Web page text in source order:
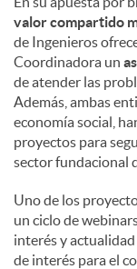
valor compartido
de Ingenieros
Coordinadora un
de atender las
Además, ambas
economía social,
proyectos para
sector fundacional
Uno de los
un ciclo de
interés y
de interés para el